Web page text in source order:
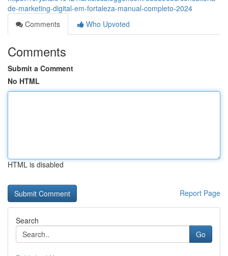
de-marketing-digital-em-fortaleza-manual-completo-2024
Comments
Who Upvoted
Comments
Submit a Comment
No HTML
HTML is disabled
Report Page
Search
Go